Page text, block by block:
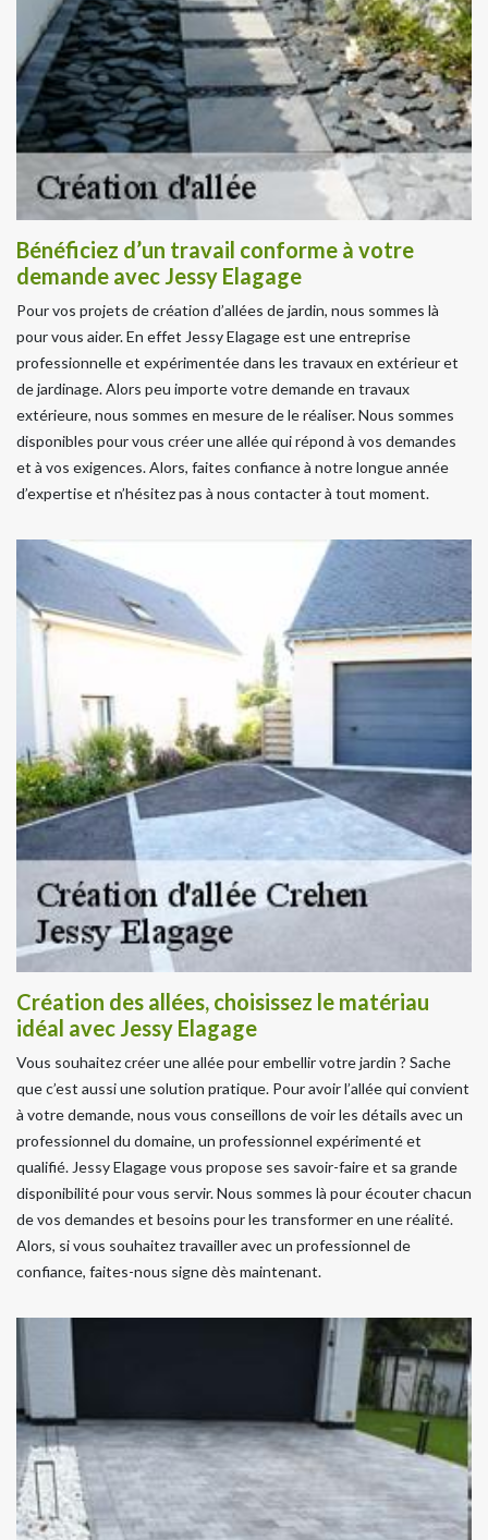
Bénéficiez d’un travail conforme à votre
demande avec Jessy Elagage
Pour vos projets de création d’allées de jardin, nous sommes là
pour vous aider. En effet Jessy Elagage est une entreprise
professionnelle et expérimentée dans les travaux en extérieur et
de jardinage. Alors peu importe votre demande en travaux
extérieure, nous sommes en mesure de le réaliser. Nous sommes
disponibles pour vous créer une allée qui répond à vos demandes
et à vos exigences. Alors, faites confiance à notre longue année
d’expertise et n’hésitez pas à nous contacter à tout moment.
Création des allées, choisissez le matériau
idéal avec Jessy Elagage
Vous souhaitez créer une allée pour embellir votre jardin ? Sache
que c’est aussi une solution pratique. Pour avoir l’allée qui convient
à votre demande, nous vous conseillons de voir les détails avec un
professionnel du domaine, un professionnel expérimenté et
qualifié. Jessy Elagage vous propose ses savoir-faire et sa grande
disponibilité pour vous servir. Nous sommes là pour écouter chacun
de vos demandes et besoins pour les transformer en une réalité.
Alors, si vous souhaitez travailler avec un professionnel de
confiance, faites-nous signe dès maintenant.